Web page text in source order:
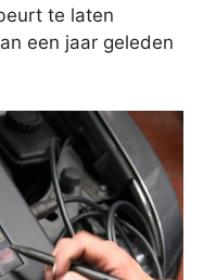
te laten
een jaar geleden